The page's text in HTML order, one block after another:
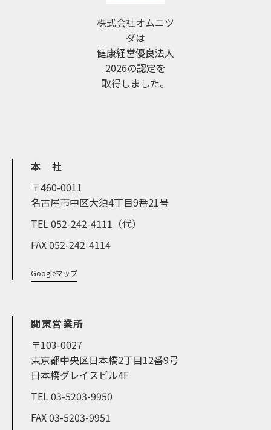
株式会社オムニツ
ダは
健康経営優良法人
2026の認定を
取得しました。
本 社
〒460-0011
名古屋市中区大須4丁目9番21号
TEL 052-242-4111（代）
FAX 052-242-4114
Googleマップ
関東営業所
〒103-0027
東京都中央区日本橋2丁目12番9号
日本橋グレイスビル4F
TEL 03-5203-9950
FAX 03-5203-9951